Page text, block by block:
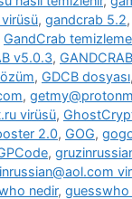
, gandcrab 5.2,
GandCrab temizleme
v5.0.3,
, GDCB dosyası,
,
virüsü,
2.0, GOG,
,
nedir, guesswho